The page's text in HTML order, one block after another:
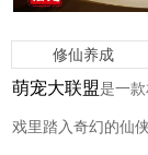
修仙养成
萌宠大联盟是一
戏里踏入奇幻的仙